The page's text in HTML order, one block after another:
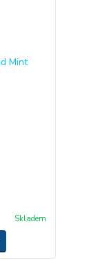
Skladem